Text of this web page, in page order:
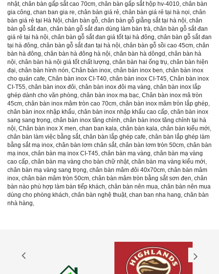
nhật, chân bàn gấp sắt cao 70cm, chân bàn gấp sắt hộp hv-4010, chân bàn
gia công, chan ban gia re, chân bàn giá rẻ, chân bàn giá rẻ tại hà nọi, chân
bàn giá rẻ tại Hà Nội, chân bàn gỗ, chân bàn gỗ giằng sắt tại hà nội, chân
bàn gỗ sắt đan, chân bàn gỗ sắt đan dùng làm bàn trà, chân bàn gỗ sắt đan
giá rẻ tại hà nội, chân bàn gỗ sắt đan giá tốt tại hà đông, chân bàn gỗ sắt đan
tại hà đông, chân bàn gỗ sắt đan tại hà nội, chân bàn gỗ sồi cao 45cm, chân
bàn hà đông, chân bàn hà đông hà nội, chân bàn hà dôngd , chân bàn hà
nội, chân bàn hà nội giá tốt chất lượng, chân bàn hai ống trụ, chân bàn hiện
đại, chân bàn hình nón, Chân bàn inox, chân bàn inox ben, chân bàn inox
cho quán cafe, Chân bàn inox CI-T40, chân bàn inox CI-T45, Chân bàn inox
CI-T55, chân bàn inox đôi, chân bàn inox đôi mạ vàng, chân bàn inox lắp
ghép dành cho văn phòng, chân bàn inox mạ bạc, Chân bàn inox mâ tròn
45cm, chân bàn inox mâm tròn cao 70cm, chân bàn inox mâm tròn lắp ghép,
chân bàn inox nhập khẩu, chân bàn inox nhập khẩu cao cấp, chân bàn inox
sang sang trọng, chân bàn inox tăng chỉnh, chân bàn inox tăng chỉnh tại hà
nội, Chân bàn inox X men, chan ban kala, chân bàn kala, chân bàn kiểu mới,
chân bàn làm việc bằng sắt, chân bàn lắp ghép cafe, chân bàn lắp ghép làm
bằng sắt mạ inox, chân bàn lơm chân sắt, chân bàn lơm tròn 50cm, chân bàn
mạ inox, chân bàn mạ inox CI-T45, chân bàn mạ vàng, chân bàn mạ vàng
cao cấp, chân bàn mạ vàng cho bàn chữ nhật, chân bàn mạ vàng kiểu mới,
chân bàn mạ vàng sang trọng, chân bàn mâm đôi 40x70cm, chân bàn mâm
inox, chân bàn mâm tròn 50cm, chân bàn mâm tròn bằng sắt sơn đen, chân
bàn nào phù hợp làm bàn tiếp khách, chân bàn nên mua, chân bàn nên mua
dùng cho phòng khách, chân bàn nghệ thuật, chan ban nha hang, chân bàn
nhà hàng,